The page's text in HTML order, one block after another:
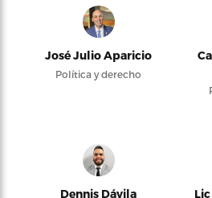
José Julio Aparicio
Política y derecho
Dennis Dávila